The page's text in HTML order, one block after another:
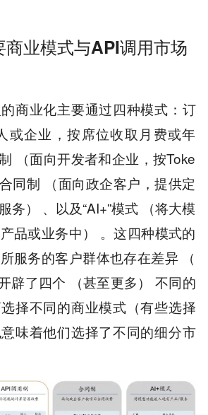
商业模式与API调用市场
商业化主要通过四种模式：订
或企业，按席位收取月费或年
（面向开发者和企业，按Toke
同制 （面向政企客户，提供定
务） 、以及“AI+”模式 （将大模
品或业务中） 。这四种模式的
服务的客户群体也存在差异 （
辟了四个 （甚至更多） 不同的
择不同的商业模式（有些选择
味着他们选择了不同的细分市